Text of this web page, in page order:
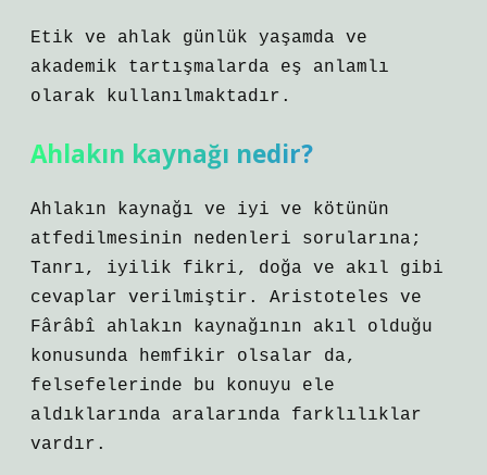
Etik ve ahlak günlük yaşamda ve
akademik tartışmalarda eş anlamlı
olarak kullanılmaktadır.
Ahlakın kaynağı nedir?
Ahlakın kaynağı ve iyi ve kötünün
atfedilmesinin nedenleri sorularına;
Tanrı, iyilik fikri, doğa ve akıl gibi
cevaplar verilmiştir. Aristoteles ve
Fârâbî ahlakın kaynağının akıl olduğu
konusunda hemfikir olsalar da,
felsefelerinde bu konuyu ele
aldıklarında aralarında farklılıklar
vardır.